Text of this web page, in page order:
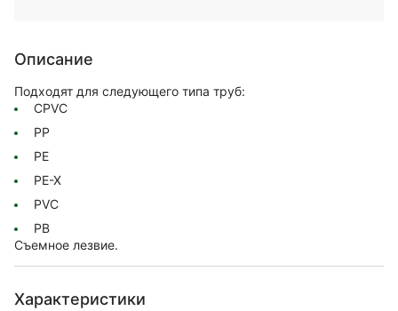
Описание
Подходят для следующего типа труб:
CPVC
PP
PE
PE-X
PVC
PB
Съемное лезвие.
Характеристики